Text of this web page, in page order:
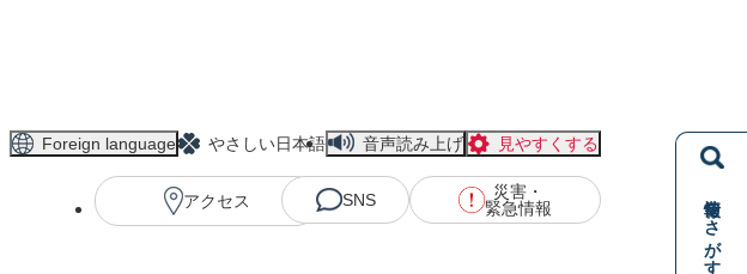
情報をさがす
Foreign language やさしい日本語 音声読み上げ 見やすくする
アクセス SNS
災害・
緊急情報